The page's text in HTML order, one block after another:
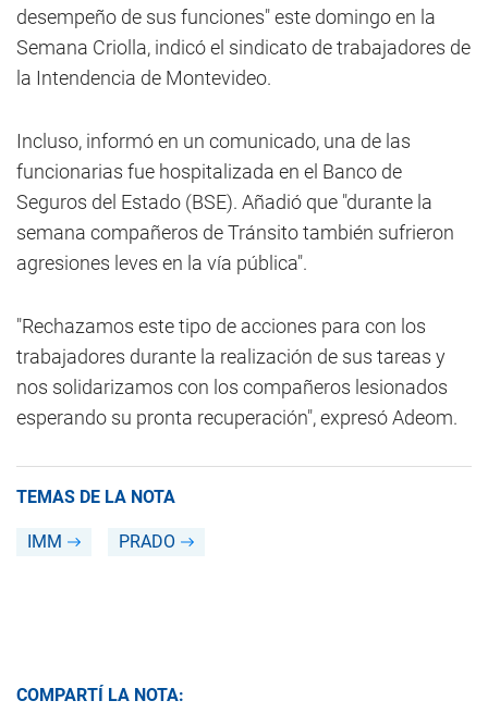
desempeño de sus funciones" este domingo en la
Semana Criolla, indicó el sindicato de trabajadores de
la Intendencia de Montevideo.
Incluso, informó en un comunicado, una de las
funcionarias fue hospitalizada en el Banco de
Seguros del Estado (BSE). Añadió que "durante la
semana compañeros de Tránsito también sufrieron
agresiones leves en la vía pública".
"Rechazamos este tipo de acciones para con los
trabajadores durante la realización de sus tareas y
nos solidarizamos con los compañeros lesionados
esperando su pronta recuperación", expresó Adeom.
TEMAS DE LA NOTA
IMM PRADO
COMPARTÍ LA NOTA: